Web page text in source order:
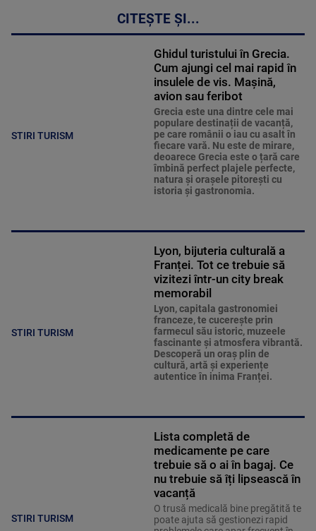
CITEȘTE ȘI...
STIRI TURISM
Ghidul turistului în Grecia.
Cum ajungi cel mai rapid în
insulele de vis. Mașină,
avion sau feribot
Grecia este una dintre cele mai
populare destinații de vacanță,
pe care românii o iau cu asalt în
fiecare vară. Nu este de mirare,
deoarece Grecia este o țară care
îmbină perfect plajele perfecte,
natura și orașele pitorești cu
istoria și gastronomia.
STIRI TURISM
Lyon, bijuteria culturală a
Franței. Tot ce trebuie să
vizitezi într-un city break
memorabil
Lyon, capitala gastronomiei
franceze, te cucerește prin
farmecul său istoric, muzeele
fascinante și atmosfera vibrantă.
Descoperă un oraș plin de
cultură, artă și experiențe
autentice în inima Franței.
STIRI TURISM
Lista completă de
medicamente pe care
trebuie să o ai în bagaj. Ce
nu trebuie să îți lipsească în
vacanță
O trusă medicală bine pregătită te
poate ajuta să gestionezi rapid